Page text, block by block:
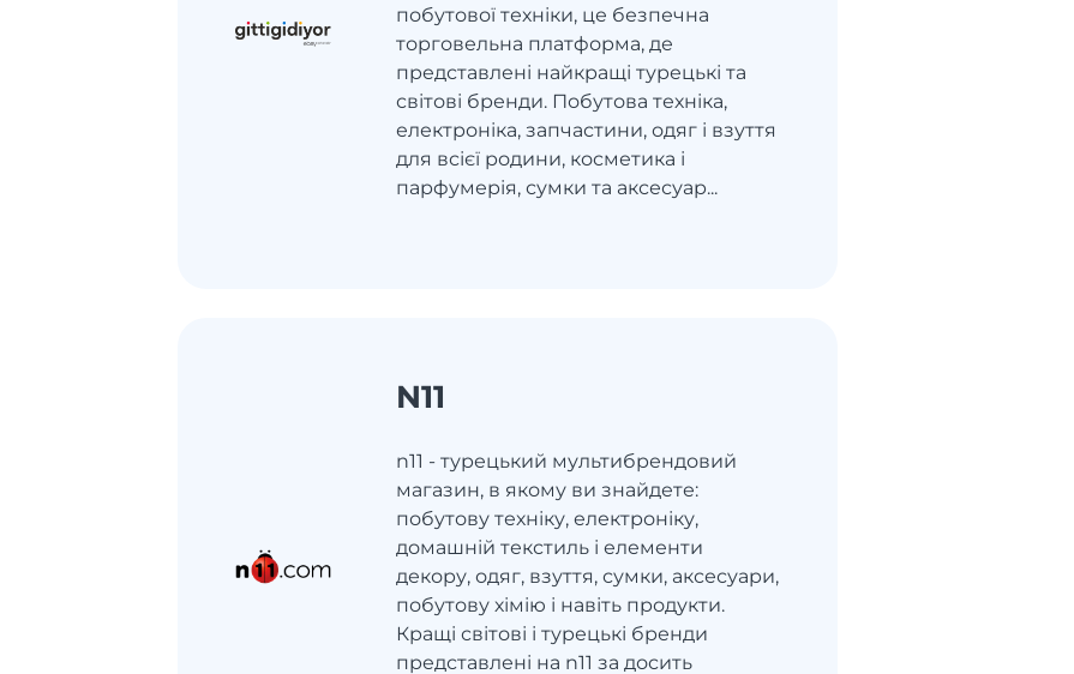
побутової техніки, це безпечна
торговельна платформа, де
представлені найкращі турецькі та
світові бренди. Побутова техніка,
електроніка, запчастини, одяг і взуття
для всієї родини, косметика і
парфумерія, сумки та аксесуар...
N11
n11 - турецький мультибрендовий
магазин, в якому ви знайдете:
побутову техніку, електроніку,
домашній текстиль і елементи
декору, одяг, взуття, сумки, аксесуари,
побутову хімію і навіть продукти.
Кращі світові і турецькі бренди
представлені на n11 за досить